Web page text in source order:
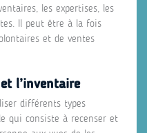
les expertises, les
Il peut être à la fois
et de ventes
l’inventaire
différents types
qui consiste à recenser et